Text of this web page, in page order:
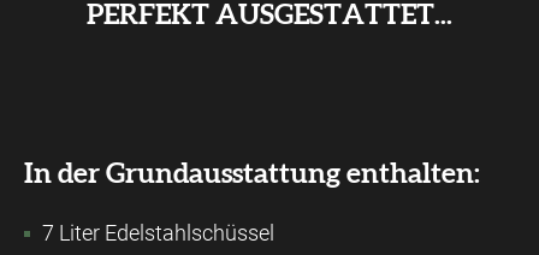
PERFEKT AUSGESTATTET...
In der Grundausstattung enthalten:
7 Liter Edelstahlschüssel